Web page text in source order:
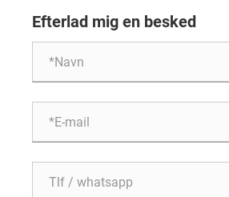
Efterlad mig en besked